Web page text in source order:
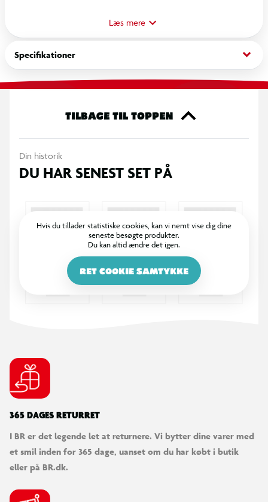
børn og voksne. Spillet består af en række markerede “hink”
og tilhørende ringe, som kastes mod målene for at score
point og samle sejre i sjove konkurrencer.
Det simple, men engagerende design gør spillet ideelt til
plads til aktiv leg og sociale udfordringer. Hinkespil er en
leg.
Læs mere
Specifikationer keyboard_arrow_down
TILBAGE TIL TOPPEN
Din historik
DU HAR SENEST SET PÅ
Hvis du tillader statistiske cookies, kan vi nemt vise dig dine
seneste besøgte produkter.
Du kan altid ændre det igen.
RET COOKIE SAMTYKKE
365 DAGES RETURRET
I BR er det legende let at returnere. Vi bytter dine varer med
et smil inden for 365 dage, uanset om du har købt i butik
eller på BR.dk.